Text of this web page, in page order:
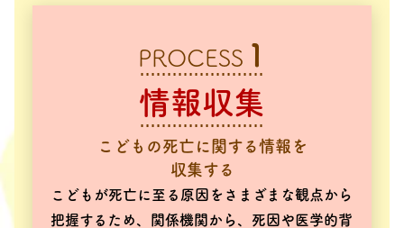
PROCESS 1
情報収集
こどもの死亡に関する情報を
収集する
こどもが死亡に至る原因をさまざまな観点から
把握するため、関係機関から、死因や医学的背